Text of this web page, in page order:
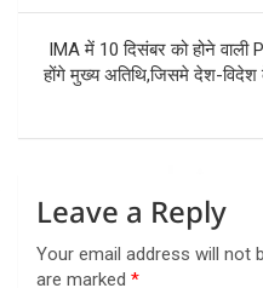
IMA में 10 दिसंबर को होने
होंगे मुख्य अतिथि,जिसमे देश-
Leave a Reply
Your email address will not
are marked *